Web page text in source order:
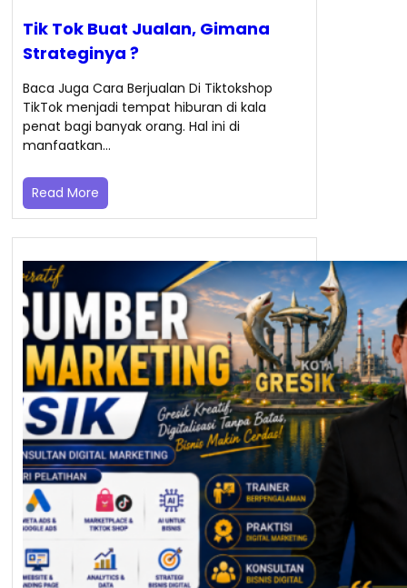
Tik Tok Buat Jualan, Gimana
Strateginya ?
Baca Juga Cara Berjualan Di Tiktokshop
TikTok menjadi tempat hiburan di kala
penat bagi banyak orang. Hal ini di
manfaatkan…
Read More